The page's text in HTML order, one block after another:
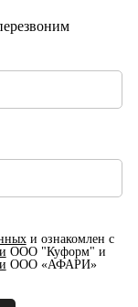
и ознакомлен с
ООО "Куформ" и
ООО «АФАРИ»